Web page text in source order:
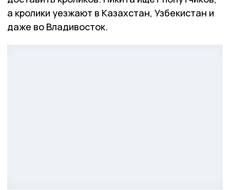
а кролики уезжают в Казахстан, Узбекистан и
даже во Владивосток.